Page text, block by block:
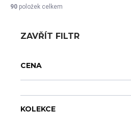
90 položek celkem
ZAVŘÍT FILTR
CENA
KOLEKCE